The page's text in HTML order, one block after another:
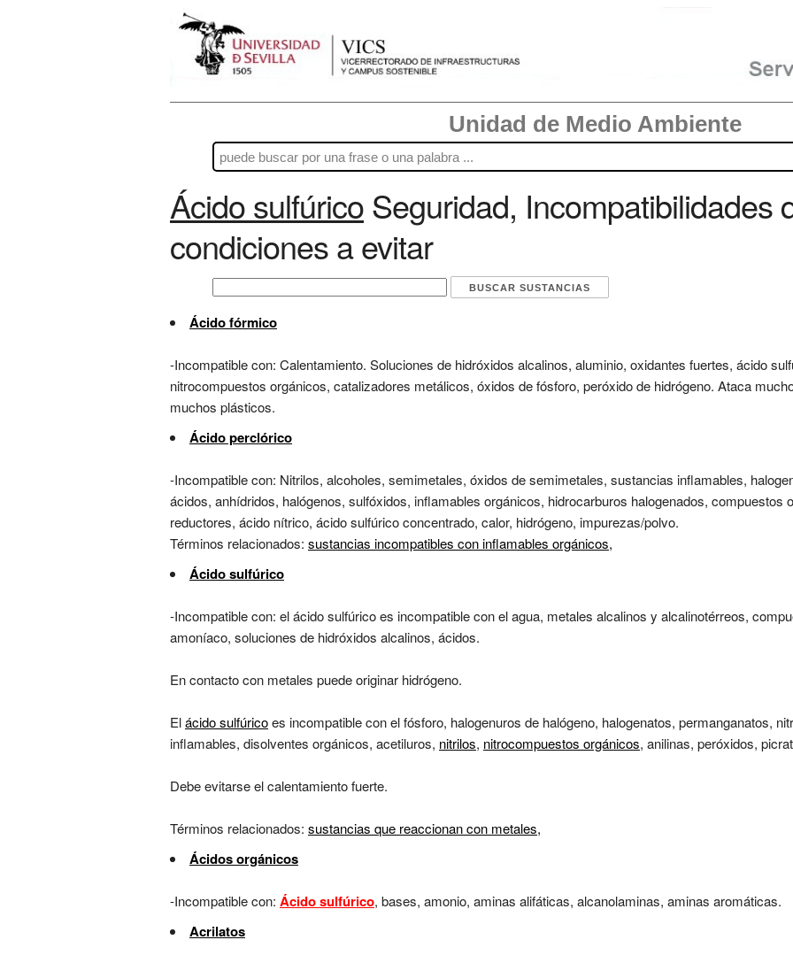
Unidad de Medio Ambiente
Ácido sulfúricoSeguridad, Incompatibilidades
condiciones a evitar
Ácido fórmico
-Incompatible con: Calentamiento. Soluciones de hidróxidos alcalinos, aluminio, oxidantes fuertes, ácido
nitrocompuestos orgánicos, catalizadores metálicos, óxidos de fósforo, peróxido de hidrógeno. Ataca
muchos plásticos.
Ácido perclórico
-Incompatible con: Nitrilos, alcoholes, semimetales, óxidos de semimetales, sustancias inflamables,
ácidos, anhídridos, halógenos, sulfóxidos, inflamables orgánicos, hidrocarburos halogenados, compuestos
reductores, ácido nítrico, ácido sulfúrico concentrado, calor, hidrógeno, impurezas/polvo.
Términos relacionados: sustancias incompatibles con inflamables orgánicos,
Ácido sulfúrico
-Incompatible con: el ácido sulfúrico es incompatible con el agua, metales alcalinos y alcalinotérreos,
amoníaco, soluciones de hidróxidos alcalinos, ácidos.
En contacto con metales puede originar hidrógeno.
Elácido sulfúricoes incompatible con el fósforo, halogenuros de halógeno, halogenatos, permanganatos,
inflamables, disolventes orgánicos, acetiluros, nitrilos, nitrocompuestos orgánicos, anilinas, peróxidos,
Debe evitarse el calentamiento fuerte.
Términos relacionados: sustancias que reaccionan con metales,
Ácidos orgánicos
-Incompatible con: Ácido sulfúrico, bases, amonio, aminas alifáticas, alcanolaminas, aminas aromáticas.
Acrilatos